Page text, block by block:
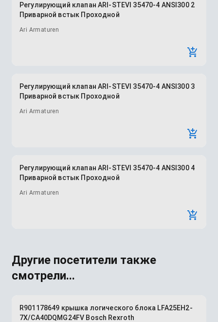
Регулирующий клапан ARI-STEVI 35470-4 ANSI300 2
Приварной встык Проходной
Ari Armaturen
Регулирующий клапан ARI-STEVI 35470-4 ANSI300 3
Приварной встык Проходной
Ari Armaturen
Регулирующий клапан ARI-STEVI 35470-4 ANSI300 4
Приварной встык Проходной
Ari Armaturen
Другие посетители также
смотрели...
R901178649 крышка логического блока LFA25EH2-
7X/CA40DQMG24FV Bosch Rexroth